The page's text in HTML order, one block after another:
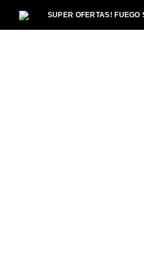
SUPER OFERTAS! FUEGO